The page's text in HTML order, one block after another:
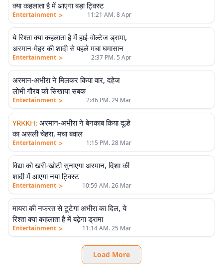
क्या कहलाता है में आएगा बड़ा ट्विस्ट
Entertainment > 11:21 AM. 8 Apr
ये रिश्ता क्या कहलाता है में हाई-वोल्टेज ड्रामा,
अरमान-मेहर की शादी से पहले मचा घमासान
Entertainment > 2:37 PM. 5 Apr
अरमान-अभीरा ने मिलकर किया वार, दहेज
लोभी गौरव को सिखाया सबक
Entertainment > 2:46 PM. 29 Mar
YRKKH: अरमान-अभीरा ने बेनकाब किया दूल्हे
का असली चेहरा, मचा बवाल
Entertainment > 1:15 PM. 28 Mar
विद्या को खरी-खोटी सुनाएगा अरमान, दिशा की
शादी में आएगा नया ट्विस्ट
Entertainment > 10:59 AM. 26 Mar
मायरा की नफरत से टूटेगा अभीरा का दिल, ये
रिश्ता क्या कहलाता है में बढ़ेगा ड्रामा
Entertainment > 11:14 AM. 25 Mar
Load More